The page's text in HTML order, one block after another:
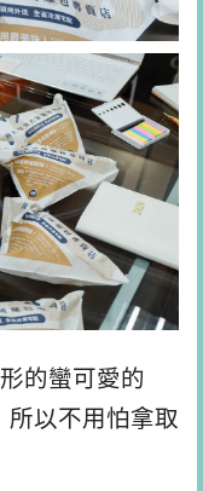
的蠻可愛的
所以不用怕拿取